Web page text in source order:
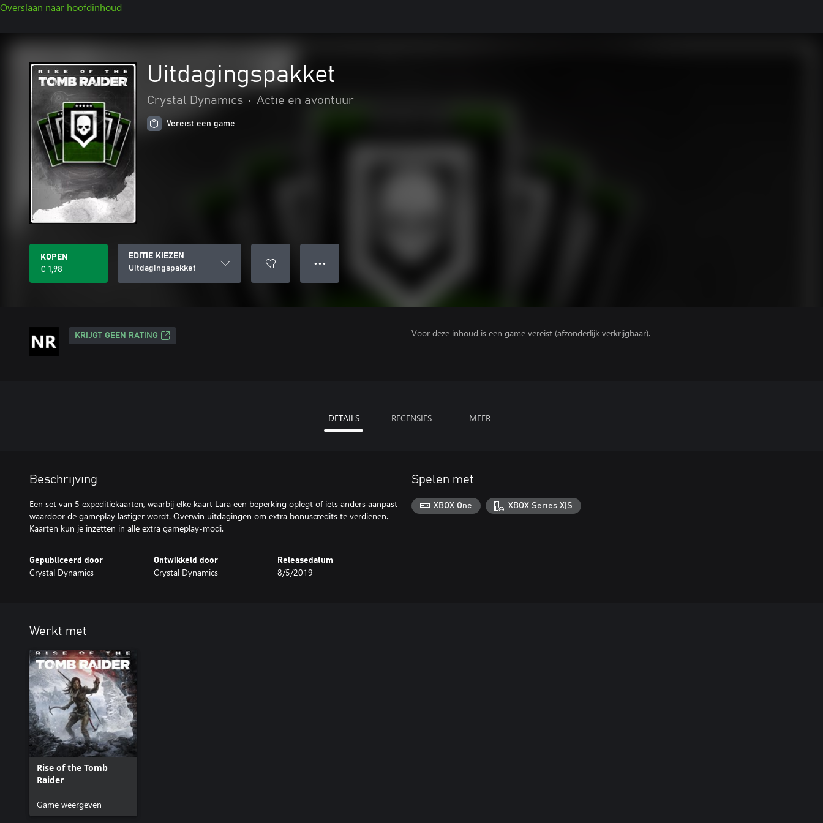
Overslaan naar hoofdinhoud
Uitdagingspakket
Crystal Dynamics • Actie en avontuur
Vereist een game
KOPEN
€ 1,98
EDITIE KIEZEN
Uitdagingspakket
● ● ●
KRIJGT GEEN RATING Voor deze inhoud is een game vereist (afzonderlijk verkrijgbaar).
DETAILS RECENSIES MEER
Beschrijving
Een set van 5 expeditiekaarten, waarbij elke kaart Lara een beperking oplegt of iets anders aanpast
waardoor de gameplay lastiger wordt. Overwin uitdagingen om extra bonuscredits te verdienen.
Kaarten kun je inzetten in alle extra gameplay-modi.
Gepubliceerd door
Crystal Dynamics
Ontwikkeld door
Crystal Dynamics
Releasedatum
8/5/2019
Spelen met
XBOX One XBOX Series X|S
Werkt met
Rise of the Tomb
Raider
Game weergeven